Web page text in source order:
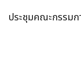
ประชุมคณะกรรม